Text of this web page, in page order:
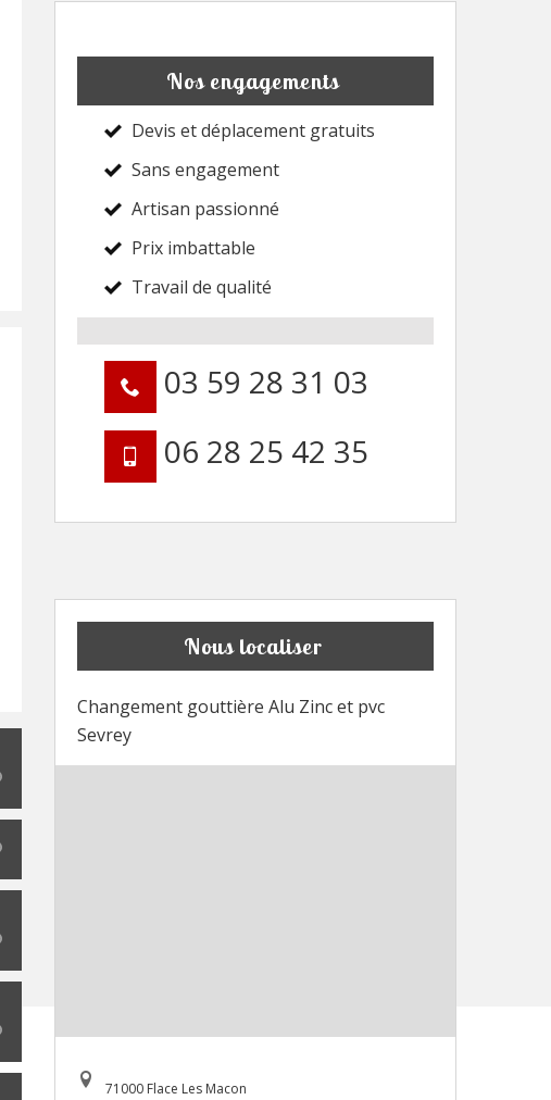
Nos engagements
Devis et déplacement gratuits
Sans engagement
Artisan passionné
Prix imbattable
Travail de qualité
03 59 28 31 03
06 28 25 42 35
Nous localiser
Changement gouttière Alu Zinc et pvc
Sevrey
71000 Flace Les Macon